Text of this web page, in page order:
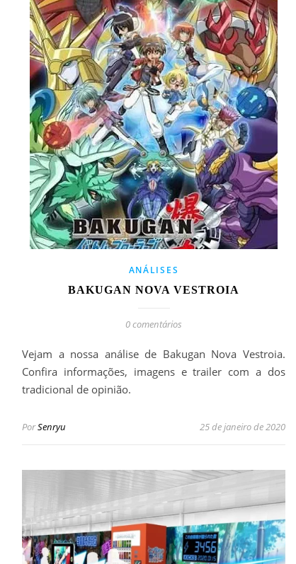
ANÁLISES
BAKUGAN NOVA VESTROIA
0 comentários
Vejam a nossa análise de Bakugan Nova Vestroia.
Confira informações, imagens e trailer com a dos
tradicional de opinião.
PorSenryu 25 de janeiro de 2020